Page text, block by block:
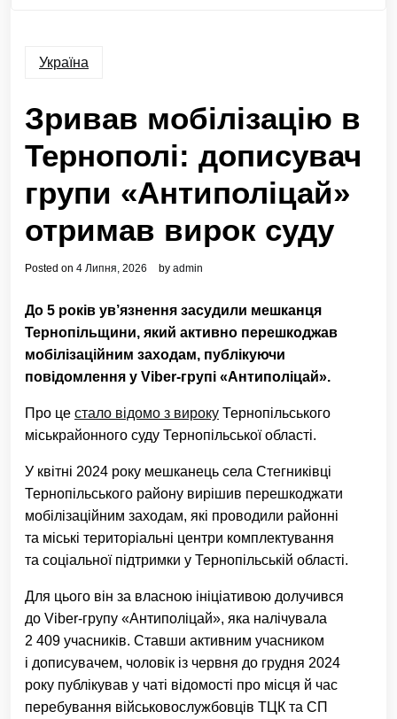
Україна
Зривав мобілізацію в
Тернополі: дописувач
групи «Антиполіцай»
отримав вирок суду
Posted on 4 Липня, 2026 by admin
До 5 років ув’язнення засудили мешканця
Тернопільщини, який активно перешкоджав
мобілізаційним заходам, публікуючи
повідомлення у Viber-групі «Антиполіцай».
Про це стало відомо з вироку Тернопільського
міськрайонного суду Тернопільської області.
У квітні 2024 року мешканець села Стегниківці
Тернопільського району вирішив перешкоджати
мобілізаційним заходам, які проводили районні
та міські територіальні центри комплектування
та соціальної підтримки у Тернопільській області.
Для цього він за власною ініціативою долучився
до Viber-групу «Антиполіцай», яка налічувала
2 409 учасників. Ставши активним учасником
і дописувачем, чоловік із червня до грудня 2024
року публікував у чаті відомості про місця й час
перебування військовослужбовців ТЦК та СП